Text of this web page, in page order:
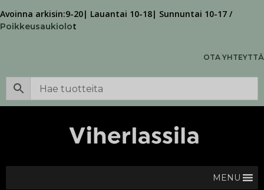
Avoinna arkisin:9-20| Lauantai 10-18| Sunnuntai 10-17 /
Poikkeusaukiolot
OTA YHTEYTTÄ
MENU